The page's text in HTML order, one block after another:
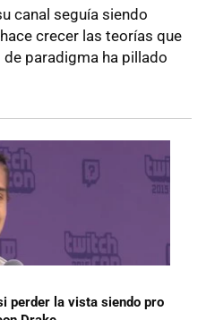
canal seguía siendo
crecer las teorías que
paradigma ha pillado
perder la vista siendo pro